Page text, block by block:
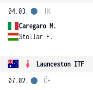
04.03.
Caregaro M.
Stollar F.
1K
Launceston ITF
07.02.
ČF